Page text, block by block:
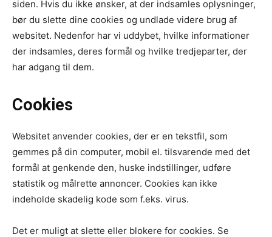
siden. Hvis du ikke ønsker, at der indsamles oplysninger,
bør du slette dine cookies og undlade videre brug af
websitet. Nedenfor har vi uddybet, hvilke informationer
der indsamles, deres formål og hvilke tredjeparter, der
har adgang til dem.
Cookies
Websitet anvender cookies, der er en tekstfil, som
gemmes på din computer, mobil el. tilsvarende med det
formål at genkende den, huske indstillinger, udføre
statistik og målrette annoncer. Cookies kan ikke
indeholde skadelig kode som f.eks. virus.
Det er muligt at slette eller blokere for cookies. Se